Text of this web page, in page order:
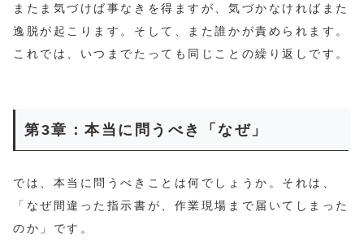
またま気づけば事なきを得ますが、気づかなければまた
逸脱が起こります。そして、また誰かが責められます。
これでは、いつまでたっても同じことの繰り返しです。
第3章：本当に問うべき「なぜ」
では、本当に問うべきことは何でしょうか。それは、
「なぜ間違った指示書が、作業現場まで届いてしまった
のか」です。